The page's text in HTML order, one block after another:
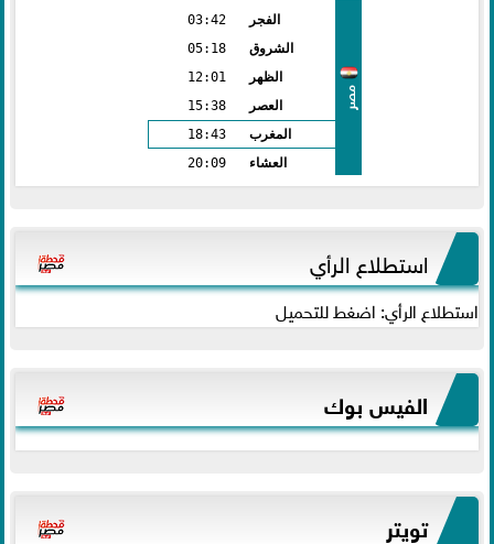
مصر
الفجر
03:42
الشروق
05:18
الظهر
12:01
العصر
15:38
المغرب
18:43
العشاء
20:09
استطلاع الرأي
استطلاع الرأي: اضغط للتحميل
الفيس بوك
تويتر